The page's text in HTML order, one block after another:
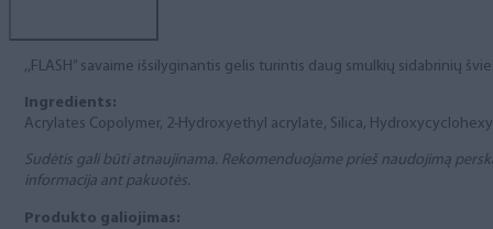
,,FLASH” savaime išsilyginantis gelis turintis daug smulkių sidabrinių
Ingredients:
Acrylates Copolymer, 2-Hydroxyethyl acrylate, Silica, Hydroxycyclohexyl
Sudėtis gali būti atnaujinama. Rekomenduojame prieš naudojimą
informacija ant pakuotės.
Produkto galiojimas: